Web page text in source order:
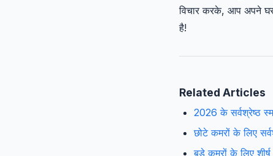
विचार करके, आप अपने
है!
Related Articles
2026 के सर्वश्रेष्ठ
छोटे कमरों के लिए
बड़े कमरों के लिए